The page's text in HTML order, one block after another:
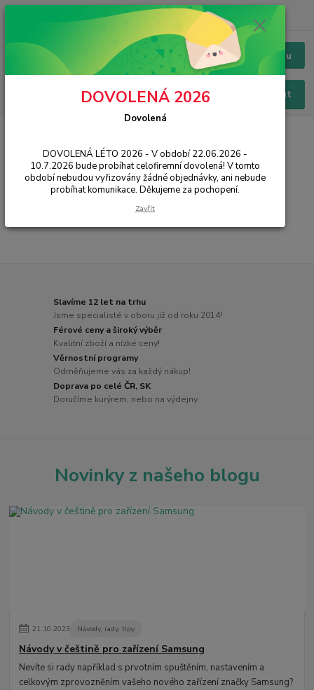
Menu
Hledat
Chat / Online podpora - 24/7
Headsety
Slavíme 12 let na trhu
Jsme specialisté v oboru již od roku 2014!
Férové ceny a široký výběr
Kvalitní zboží a nízké ceny!
Věrnostní programy
Odměňujeme vás za každý nákup!
Doprava po celé ČR, SK
Doručíme kurýrem, nebo na výdejny
Novinky z našeho blogu
21.10.2023 Návody, rady, tipy
Návody v češtině pro zařízení Samsung
Nevíte si rady například s prvotním spuštěním, nastavením a
celkovým zprovozněním vašeho nového zařízení značky Samsung?
DOVOLENÁ 2026
Dovolená
DOVOLENÁ LÉTO 2026 - V období 22.06.2026 -
10.7.2026 bude probíhat celofiremní dovolená! V tomto
období nebudou vyřizovány žádné objednávky, ani nebude
probíhat komunikace. Děkujeme za pochopení.
Zavřít